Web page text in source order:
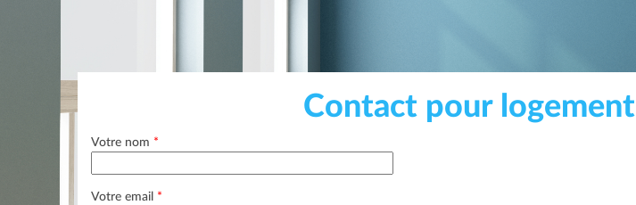
Contact pour logement
Votre nom *
Votre email *